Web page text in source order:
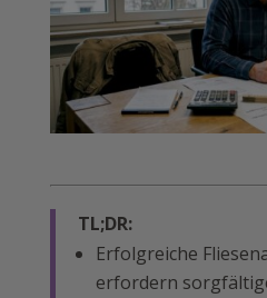
TL;DR:
Erfolgreiche
erfordern